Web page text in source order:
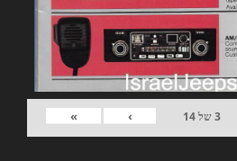
3של14
›
»